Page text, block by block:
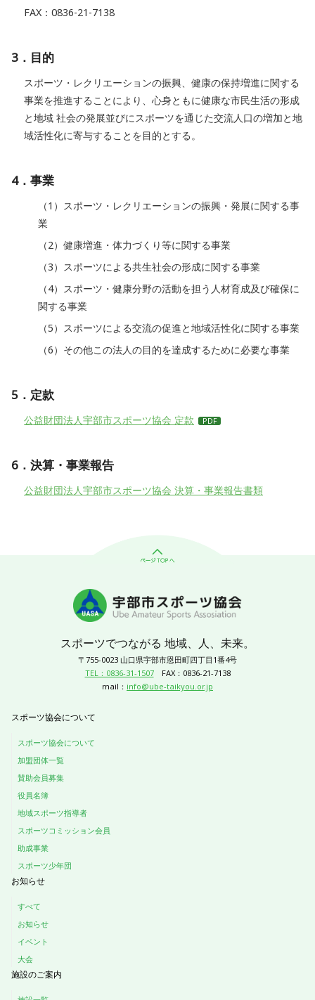
FAX：0836-21-7138
3．目的
スポーツ・レクリエーションの振興、健康の保持増進に関する
事業を推進することにより、心身ともに健康な市民生活の形成
と地域 社会の発展並びにスポーツを通じた交流人口の増加と地
域活性化に寄与することを目的とする。
4．事業
（1）スポーツ・レクリエーションの振興・発展に関する事
業
（2）健康増進・体力づくり等に関する事業
（3）スポーツによる共生社会の形成に関する事業
（4）スポーツ・健康分野の活動を担う人材育成及び確保に
関する事業
（5）スポーツによる交流の促進と地域活性化に関する事業
（6）その他この法人の目的を達成するために必要な事業
5．定款
公益財団法人宇部市スポーツ協会 定款
6．決算・事業報告
公益財団法人宇部市スポーツ協会 決算・事業報告書類
〒755-0023 山口県宇部市恩田町四丁目1番4号
TEL：0836-31-1507FAX：0836-21-7138
mail： info@ube-taikyou.or.jp
スポーツでつながる 地域、人、未来。
スポーツ協会について
スポーツ協会について
加盟団体一覧
賛助会員募集
役員名簿
地域スポーツ指導者
スポーツコミッション会員
助成事業
スポーツ少年団
お知らせ
すべて
お知らせ
イベント
大会
施設のご案内